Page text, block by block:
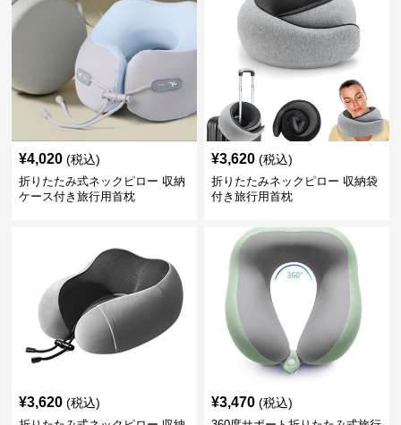
¥4,020 (税込)
折りたたみ式ネックピロー 収納
ケース付き旅行用首枕
¥3,620 (税込)
折りたたみネックピロー 収納袋
付き旅行用首枕
¥3,620 (税込) ¥3,470 (税込)